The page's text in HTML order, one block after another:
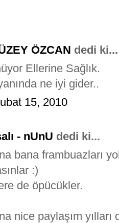
ÖZCAN dedi ki...
Ellerine Sağlık.
ne iyi gider..
15, 2010
- nUnU dedi ki...
bana frambuazları
:)
de öpücükler.
nice paylaşım